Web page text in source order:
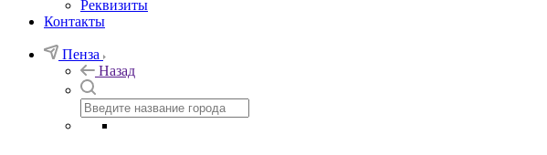
Реквизиты
Контакты
Пенза
Назад